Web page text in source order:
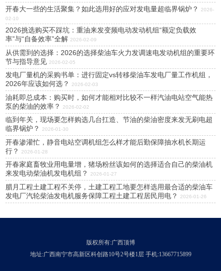
开春大一些的生活聚集？如此选用好的应对发电量超临界锅炉？
2026-
02-10
2026挑选购买不踩坑：重油来发变频电动发动机组“额定负载效
率”与“自备效率”全解 2026-02-09
从供需到的选择：2026的选择柴油车火力发调速电发动机组的重要环
节与指导意见 2026-02-05
发电厂量机的采购书单：进行固定vs转移柴油车发电厂量工作机组，
2026年应该如何选？
2026-02-03
油耗即总成本：购买时，如何才能相对比较不一样汽油电站空气能热
泵的柴油的效率？
2026-02-02
临到年关，现场要怎样购选几台扛造、节油的柴油密度来发无刷电超
临界锅炉？
2026-01-30
开春渗灌忙，静音电站空调机组怎么样才能后勤保障抽水机长期运
行？
2026-01-28
开春家庭畜牧业用电量增，猪场粉丝该如何的选择适合自己的柴油机
来发电动柴油机发电机组？
2026-01-27
腊月工程土建工程不关停，土建工程工地要怎样选用最合适的柴油车
发电厂汽轮柴油发电机服务保障工程土建工程居民用电？
2026-01-26
版权所有:广西顶博
地址:广西南宁市高新区科创路10号2号楼1层 手机:13667715899